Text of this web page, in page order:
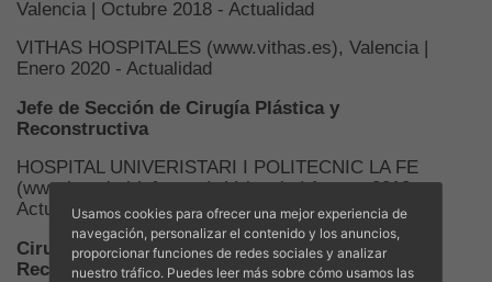
Valencia | Octubre 2018 - Actualidad
VITHAS HOSPITALES (www.vithas.es), Valencia |
Enero 2020 - Actualidad
Jefe de Sección de Cirugía Plástica y
Reconstructiva
HOSPITAL UNIVERISTARI I POLITECNIC LA FE
(www.hospital-lafe.com), Valencia | Agosto 2018 -
Actualidad
Cirujano especialista en Cirugía Plástica y
Reconstructiva
Usamos cookies para ofrecer una mejor experiencia de
navegación, personalizar el contenido y los anuncios,
proporcionar funciones de redes sociales y analizar
nuestro tráfico. Puedes leer más sobre cómo usamos las